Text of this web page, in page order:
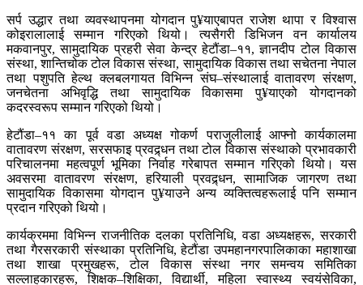
सर्प उद्धार तथा व्यवस्थापनमा योगदान पु¥याएबापत राजेश थापा र विश्वास
कोइरालालाई सम्मान गरिएको थियो। त्यसैगरी डिभिजन वन कार्यालय
मकवानपुर, सामुदायिक प्रहरी सेवा केन्द्र हेटौंडा–११, ज्ञानदीप टोल विकास
संस्था, शान्तिचोक टोल विकास संस्था, सामुदायिक विकास तथा सचेतना नेपाल
तथा पशुपति हेल्थ क्लबलगायत विभिन्न संघ–संस्थालाई वातावरण संरक्षण,
जनचेतना अभिवृद्धि तथा सामुदायिक विकासमा पु¥याएको योगदानको
कदरस्वरूप सम्मान गरिएको थियो।
हेटौंडा–११ का पूर्व वडा अध्यक्ष गोकर्ण पराजुलीलाई आफ्नो कार्यकालमा
वातावरण संरक्षण, सरसफाइ प्रवद्र्धन तथा टोल विकास संस्थाको प्रभावकारी
परिचालनमा महत्वपूर्ण भूमिका निर्वाह गरेबापत सम्मान गरिएको थियो। यस
अवसरमा वातावरण संरक्षण, हरियाली प्रवद्र्धन, सामाजिक जागरण तथा
सामुदायिक विकासमा योगदान पु¥याउने अन्य व्यक्तित्वहरूलाई पनि सम्मान
प्रदान गरिएको थियो।
कार्यक्रममा विभिन्न राजनीतिक दलका प्रतिनिधि, वडा अध्यक्षहरू, सरकारी
तथा गैरसरकारी संस्थाका प्रतिनिधि, हेटौंडा उपमहानगरपालिकाका महाशाखा
तथा शाखा प्रमुखहरू, टोल विकास संस्था नगर समन्वय समितिका
सल्लाहकारहरू, शिक्षक–शिक्षिका, विद्यार्थी, महिला स्वास्थ्य स्वयंसेविका,